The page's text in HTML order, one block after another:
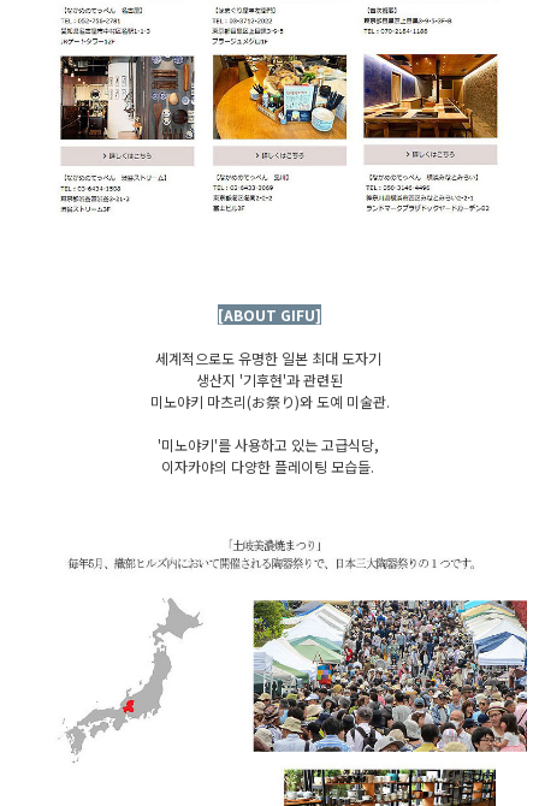
[ABOUT GIFU]
세계적으로도 유명한 일본 최대 도자기
생산지 '기후현'과 관련된
미노야키 마츠리(お祭り)와 도예 미술관.
'미노야키'를 사용하고 있는 고급식당,
이자카야의 다양한 플레이팅 모습들.